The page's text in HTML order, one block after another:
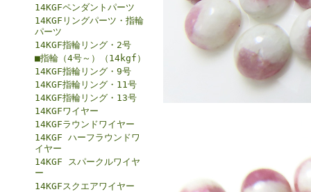
14KGFペンダントパーツ
14KGFリングパーツ・指輪
パーツ
14KGF指輪リング・2号
■指輪（4号～）（14kgf）
14KGF指輪リング・9号
14KGF指輪リング・11号
14KGF指輪リング・13号
14KGFワイヤー
14KGFラウンドワイヤー
14KGF ハーフラウンドワ
イヤー
14KGF スパークルワイヤ
ー
14KGFスクエアワイヤー